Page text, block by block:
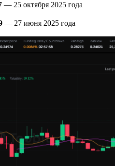
— 25 октября 2025 года
— 27 июня 2025 года